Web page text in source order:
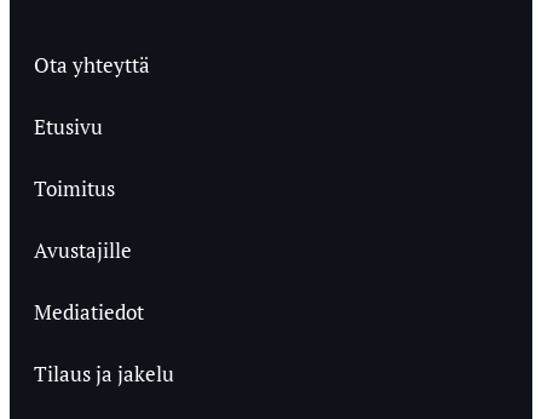
Ota yhteyttä
Etusivu
Toimitus
Avustajille
Mediatiedot
Tilaus ja jakelu